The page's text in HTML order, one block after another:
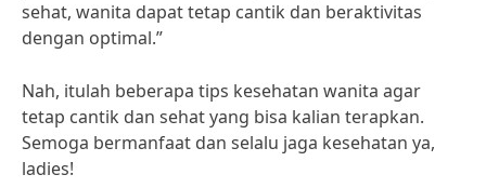
sehat, wanita dapat tetap cantik dan beraktivitas
dengan optimal.”
Nah, itulah beberapa tips kesehatan wanita agar
tetap cantik dan sehat yang bisa kalian terapkan.
Semoga bermanfaat dan selalu jaga kesehatan ya,
ladies!